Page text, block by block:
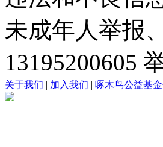
未成年人举报
13195200605
关于我们 | 加入我们 | 啄木鸟公益基